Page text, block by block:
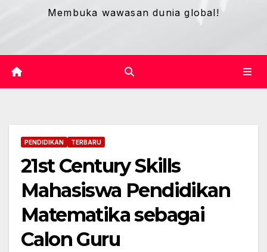
Membuka wawasan dunia global!
PENDIDIKAN TERBARU
21st Century Skills
Mahasiswa Pendidikan
Matematika sebagai
Calon Guru